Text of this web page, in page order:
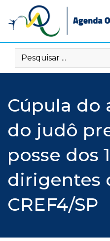
content
Cúpula do
do judô
posse dos
dirigentes
CREF4/SP